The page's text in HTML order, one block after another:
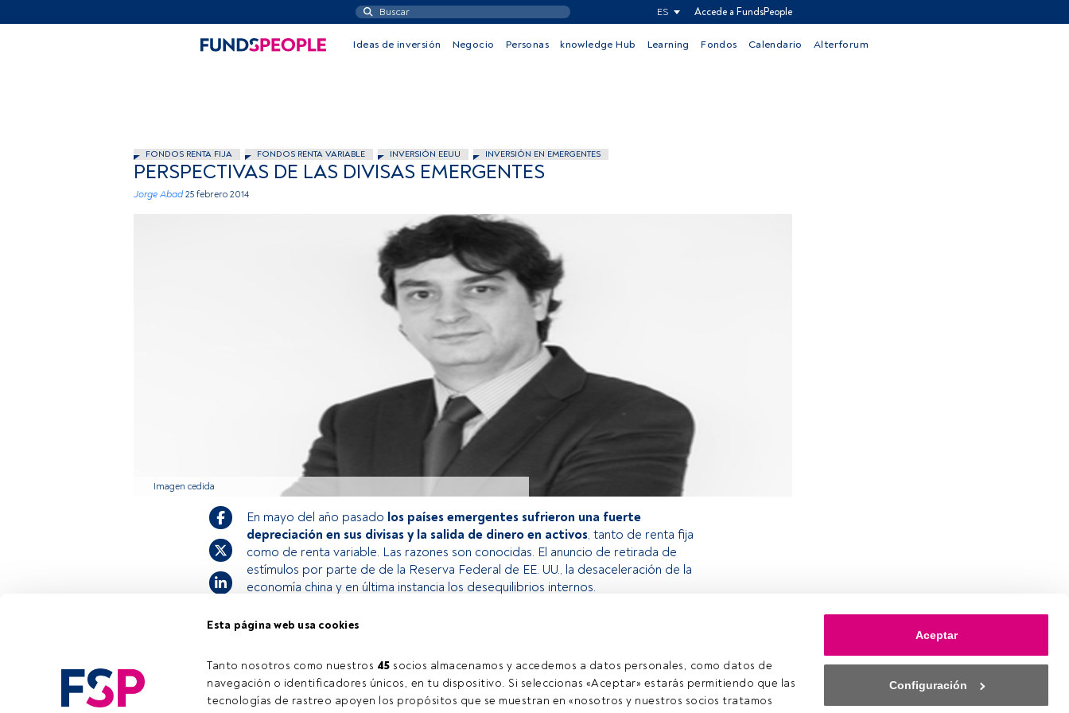
Esta página web usa cookies
Tanto nosotros como nuestros 45 socios almacenamos y accedemos a datos personales, como datos de
navegación o identificadores únicos, en tu dispositivo. Si seleccionas «Aceptar» estarás permitiendo que las
tecnologías de rastreo apoyen los propósitos que se muestran en «nosotros y nuestros socios tratamos
Aceptar
Configuración
ES Accede a FundsPeople
Ideas de inversión Negocio Personas knowledge Hub Learning Fondos Calendario Alterforum
FONDOS RENTA FIJA FONDOS RENTA VARIABLE INVERSIÓN EEUU INVERSIÓN EN EMERGENTES
PERSPECTIVAS DE LAS DIVISAS EMERGENTES
Jorge Abad 25 febrero 2014
Imagen cedida
2 min.
En mayo del año pasado los países emergentes sufrieron una fuerte
depreciación en sus divisas y la salida de dinero en activos, tanto de renta fija
como de renta variable. Las razones son conocidas. El anuncio de retirada de
estímulos por parte de de la Reserva Federal de EE. UU., la desaceleración de la
economía china y en última instancia los desequilibrios internos.
estás registrado, accede desde el botón Login. Si aún no tienes cuenta, te
invitamos a registrarte y disfrutar de todo el universo que ofrece FundsPeople.
Accede a FundsPeople